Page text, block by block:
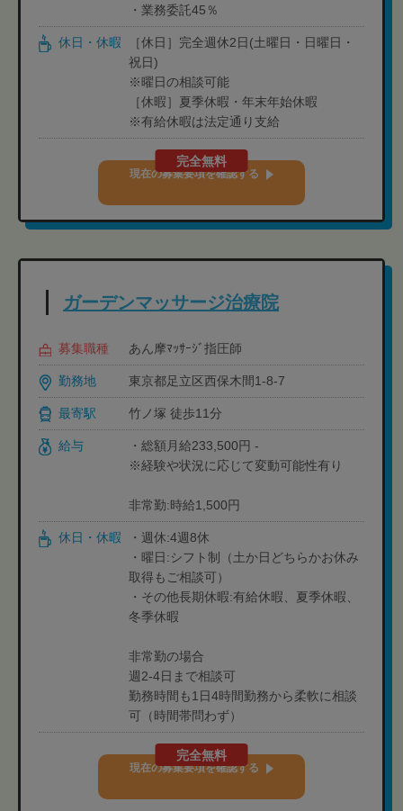
・業務委託45％
休日・休暇
［休日］完全週休2日(土曜日・日曜日・
祝日)
※曜日の相談可能
［休暇］夏季休暇・年末年始休暇
※有給休暇は法定通り支給
完全無料
現在の募集要項を確認する
ガーデンマッサージ治療院
募集職種 あん摩ﾏｯｻｰｼﾞ指圧師
勤務地 東京都足立区西保木間1-8-7
最寄駅 竹ノ塚 徒歩11分
給与
・総額月給233,500円 -
※経験や状況に応じて変動可能性有り
非常勤:時給1,500円
休日・休暇
・週休:4週8休
・曜日:シフト制（土か日どちらかお休み
取得もご相談可）
・その他長期休暇:有給休暇、夏季休暇、
冬季休暇
非常勤の場合
週2-4日まで相談可
勤務時間も1日4時間勤務から柔軟に相談
可（時間帯問わず）
完全無料
現在の募集要項を確認する